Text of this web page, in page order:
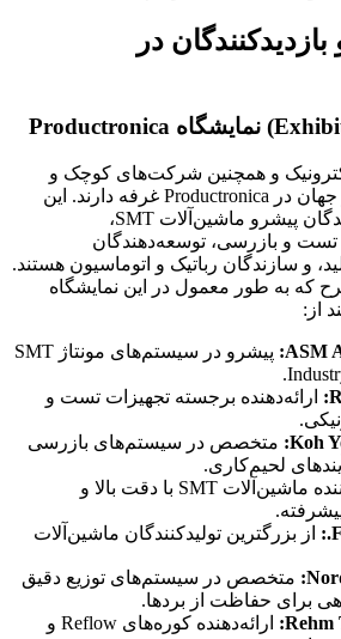
در
و همچنین شرکت‌های کوچک و
متوسط نوآور از سراسر جهان در Productronica غرفه دارند. این
شرکت‌ها شامل تولیدکنندگان پیشرو ماشین‌آلات SMT،
تست و بازرسی، توسعه‌دهندگان
و سازندگان رباتیک و اتوماسیون هستند.
که به طور معمول در این نمایشگاه
از:
ASM
:
پیشرو در سیستم‌های مونتاژ SMT
: ارائه‌دهنده برجسته تجهیزات تست و
Koh
: متخصص در سیستم‌های بازرسی
لحیم‌کاری.
تولیدکننده ماشین‌آلات SMT با دقت بالا و
.: از بزرگترین تولیدکنندگان ماشین‌آلات
: متخصص در سیستم‌های توزیع دقیق
برای حفاظت از بردها.
Rehm
:
ارائه‌دهنده کوره‌های Reflow و